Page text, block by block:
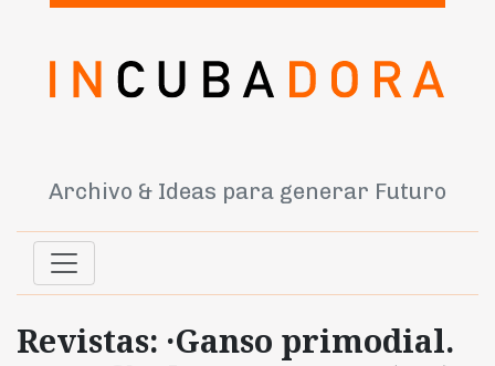
Archivo & Ideas para generar Futuro
Revistas: ·Ganso primodial.